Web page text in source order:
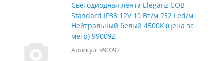
Светодиодная лента Eleganz COB
Standard IP33 12V 10 Вт/м 252 Led/м
Нейтральный белый 4500K (цена за
метр) 990092
Артикул: 990092